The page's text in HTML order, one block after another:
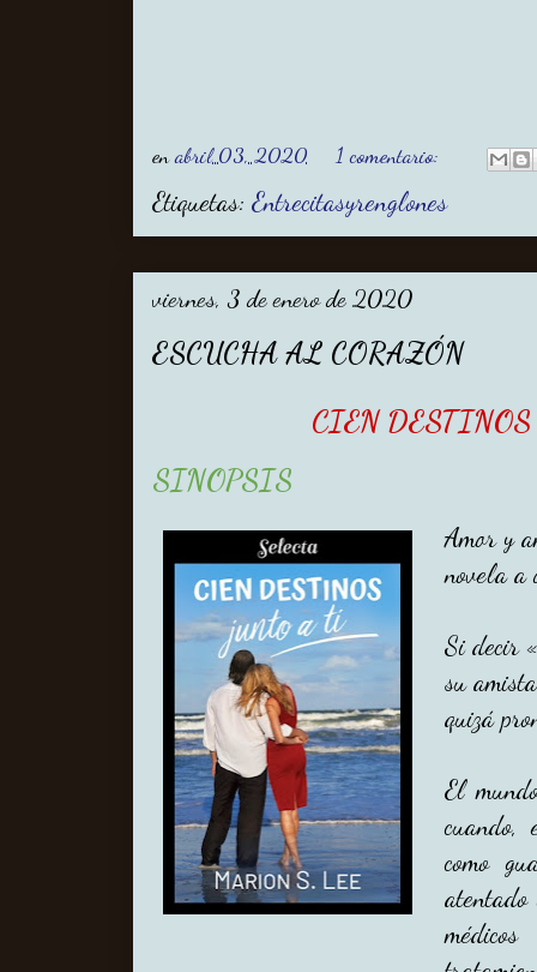
enabril 03, 2020 1 comentario:
Etiquetas: Entrecitasyrenglones
viernes, 3 de enero de 2020
ESCUCHA AL CORAZÓN
CIEN
SINOPSIS
Amor y
novela a
Si decir
su
quizá
El
cuando,
como